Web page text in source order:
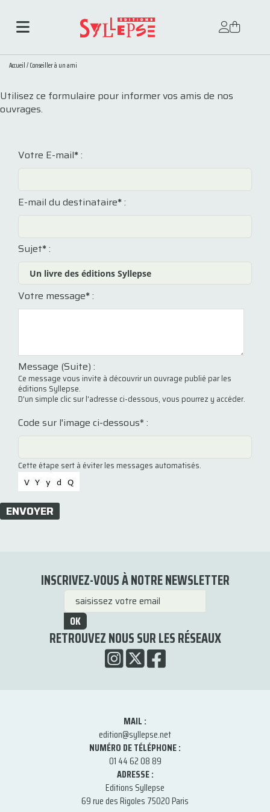
Accueil/Conseiller à un ami
Utilisez ce formulaire pour informer vos amis de nos
ouvrages.
Votre E-mail*:
E-mail du destinataire*:
Sujet*:
Votre message*:
Message (Suite) :
Ce message vous invite à découvrir un ouvrage publié par les
éditions Syllepse.
D'un simple clic sur l'adresse ci-dessous, vous pourrez y accéder.
Code sur l'image ci-dessous* :
Cette étape sert à éviter les messages automatisés.
ENVOYER
INSCRIVEZ-VOUS À NOTRE NEWSLETTER
OK
RETROUVEZ NOUS SUR LES RÉSEAUX
MAIL :
edition@syllepse.net
NUMÉRO DE TÉLÉPHONE :
01 44 62 08 89
ADRESSE :
Editions Syllepse
69 rue des Rigoles 75020 Paris